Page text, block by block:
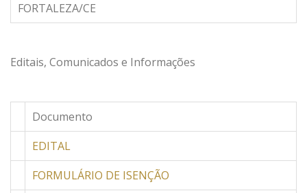
FORTALEZA/CE
Editais, Comunicados e Informações
Documento
EDITAL
FORMULÁRIO DE ISENÇÃO